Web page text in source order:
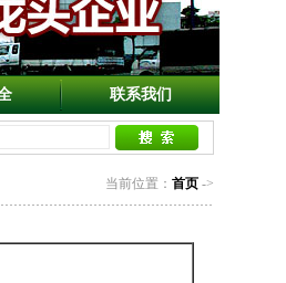
联系我们
当前位置： 首页 ->